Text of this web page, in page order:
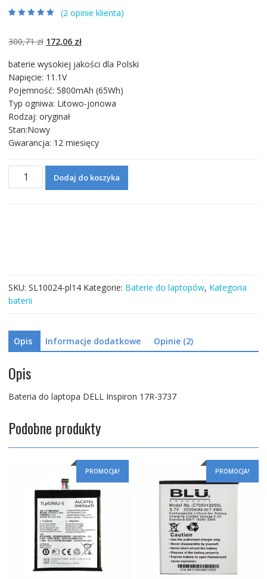
ocen klientów
(2opinie klienta)
300,71zł Pierwotna
wynosiła:
300,71 zł.
172,06 złAktualna
wynosi:
baterie wysokiej jakości dla Polski
Napięcie: 11.1V
Pojemność: 5800mAh (65Wh)
Typ ogniwa: Litowo-jonowa
Rodzaj: oryginał
Stan:Nowy
Gwarancja: 12 miesięcy
Bateria
Dodaj do koszyka
SKU: SL10024-pl14 Kategorie: Baterie do laptopów, Kategoria
baterii
Opis Informacje dodatkowe Opinie (2)
Opis
Bateria do laptopa DELL Inspiron 17R-3737
Podobne produkty
PROMOCJA! PROMOCJA!